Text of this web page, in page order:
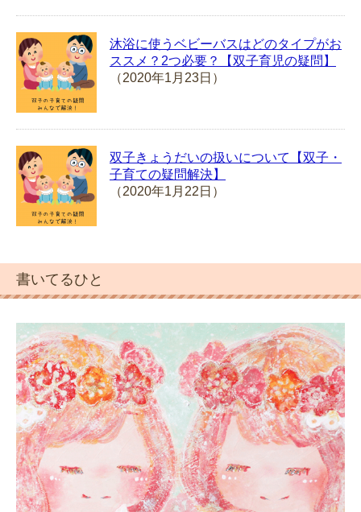
沐浴に使うベビーバスはどのタイプがお
ススメ？2つ必要？【双子育児の疑問】
（2020年1月23日）
双子きょうだいの扱いについて【双子・
子育ての疑問解決】
（2020年1月22日）
書いてるひと